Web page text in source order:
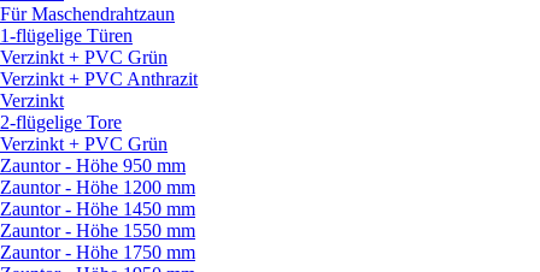
Für Maschendrahtzaun
1-flügelige Türen
Verzinkt + PVC Grün
Verzinkt + PVC Anthrazit
Verzinkt
2-flügelige Tore
Verzinkt + PVC Grün
Zauntor - Höhe 950 mm
Zauntor - Höhe 1200 mm
Zauntor - Höhe 1450 mm
Zauntor - Höhe 1550 mm
Zauntor - Höhe 1750 mm